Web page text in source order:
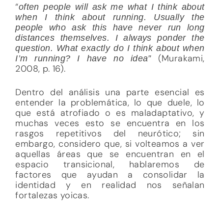
“often people will ask me what I think about
when I think about running. Usually the
people who ask this have never run long
distances themselves. I always ponder the
question. What exactly do I think about when
I’m running? I have no idea”(Murakami,
2008, p. 16).
Dentro del análisis una parte esencial es
entender la problemática, lo que duele, lo
que está atrofiado o es maladaptativo, y
muchas veces esto se encuentra en los
rasgos repetitivos del neurótico; sin
embargo, considero que, si volteamos a ver
aquellas áreas que se encuentran en el
espacio transicional, hablaremos de
factores que ayudan a consolidar la
identidad y en realidad nos señalan
fortalezas yoicas.